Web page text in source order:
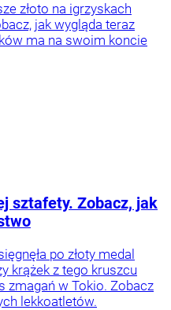
złoto na igrzyskach
jak wygląda teraz
ma na swoim koncie
sztafety. Zobacz, jak
po złoty medal
krążek z tego kruszcu
zmagań w Tokio. Zobacz
lekkoatletów.